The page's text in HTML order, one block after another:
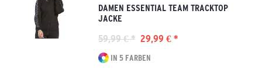
DAMEN ESSENTIAL TEAM TRACKTOP
JACKE
59,99 € * 29,99 € *
IN 5 FARBEN